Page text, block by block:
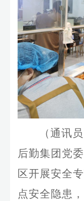
（通讯
后勤集团党
区开展安全
点安全隐患